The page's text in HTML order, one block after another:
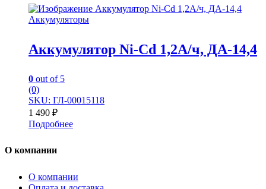
Аккумуляторы
Аккумулятор Ni-Cd 1,2А/ч, ДА-14,4
0 out of 5
(0)
SKU: ГЛ-00015118
1 490 ₽
Подробнее
О компании
О компании